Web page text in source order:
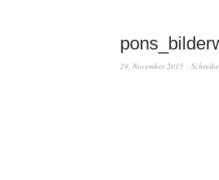
29. November 2015